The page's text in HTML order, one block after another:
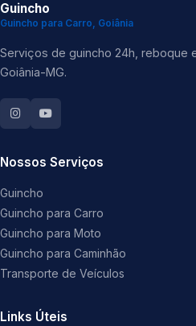
Guincho
Guincho para Carro, Goiânia
Serviços de guincho 24h, reboque
Goiânia-MG.
Nossos Serviços
Guincho
Guincho para Carro
Guincho para Moto
Guincho para Caminhão
Transporte de Veículos
Links Úteis